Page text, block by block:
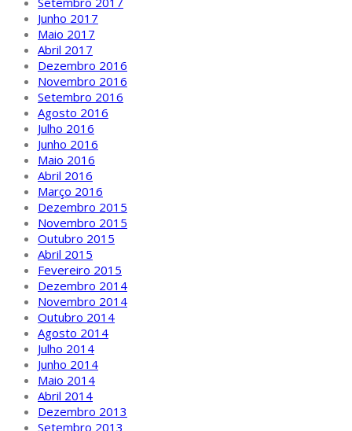
Junho 2017
Maio 2017
Abril 2017
Dezembro 2016
Novembro 2016
Setembro 2016
Agosto 2016
Julho 2016
Junho 2016
Maio 2016
Abril 2016
Março 2016
Dezembro 2015
Novembro 2015
Outubro 2015
Abril 2015
Fevereiro 2015
Dezembro 2014
Novembro 2014
Outubro 2014
Agosto 2014
Julho 2014
Junho 2014
Maio 2014
Abril 2014
Dezembro 2013
Setembro 2013